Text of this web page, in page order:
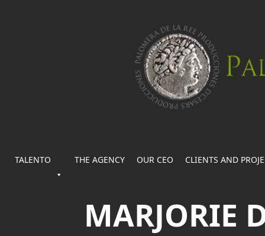
TALENTO THE AGENCY OUR CEO CLIENTS AND
MARJORIE